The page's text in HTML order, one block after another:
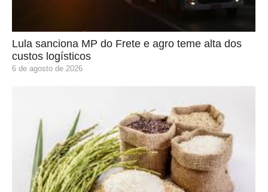
Lula sanciona MP do Frete e agro teme alta dos
custos logísticos
6 de agosto de 2026